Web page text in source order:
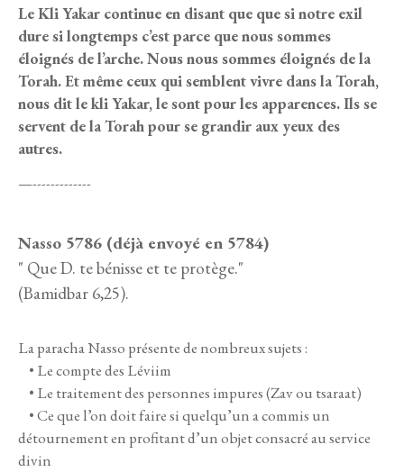
Le Kli Yakar continue en disant que que si notre exil
dure si longtemps c’est parce que nous sommes
éloignés de l’arche. Nous nous sommes éloignés de la
Torah. Et même ceux qui semblent vivre dans la Torah,
nous dit le kli Yakar, le sont pour les apparences. Ils se
servent de la Torah pour se grandir aux yeux des
autres.
—-------------
Nasso 5786 (déjà envoyé en 5784)
" Que D. te bénisse et te protège."
(Bamidbar 6,25).
La paracha Nasso présente de nombreux sujets :
• Le compte des Léviim
• Le traitement des personnes impures (Zav ou tsaraat)
• Ce que l’on doit faire si quelqu’un a commis un
détournement en profitant d’un objet consacré au service
divin